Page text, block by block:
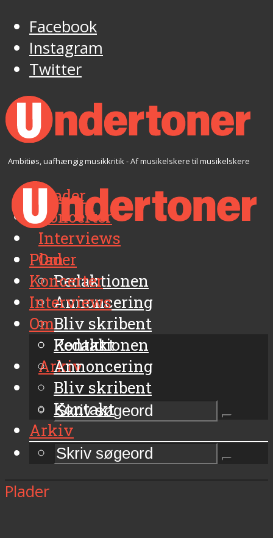
Facebook
Instagram
Twitter
Ambitiøs, uafhængig musikkritik - Af musikelskere til musikelskere
Plader
Koncerter
Interviews
Om
Redaktionen
Annoncering
Bliv skribent
Kontakt
Arkiv
Plader
Koncerter
Interviews
Om
Redaktionen
Annoncering
Bliv skribent
Kontakt
Arkiv
Plader